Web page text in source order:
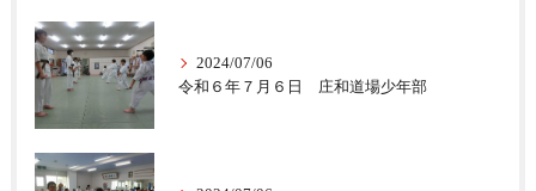
2024/07/06
令和６年７月６日 庄和道場少年部